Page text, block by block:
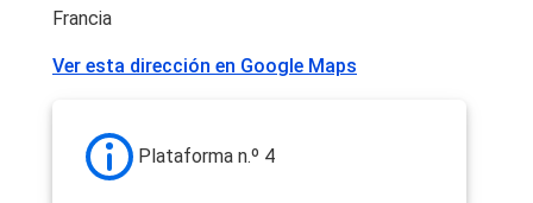
Francia
Ver esta dirección en Google Maps
Plataforma n.º 4